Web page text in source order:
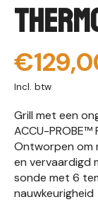
Incl. btw
Grill met een
ACCU-
Ontworpen om
en vervaardigd
sonde met 6
nauwkeurigheid